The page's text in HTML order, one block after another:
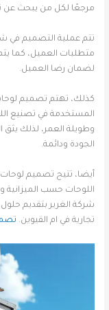
مرجعًا لكل من يبحث عن
تتم عملية التصميم في
متطلبات العميل، كما
لضمان رضا العميل.
كذلك، تهتم تصميم لوحات
المستخدمة في تصنيع
وطويلة العمر، لذلك يثق
الجودة ودائمة.
أيضا، تتيح تصميم
اللوحات حسب
شركة الغرير بتقديم
تجارية في ام القيوين.